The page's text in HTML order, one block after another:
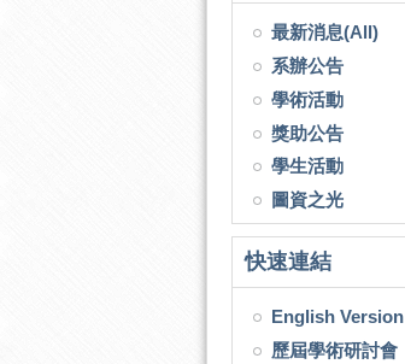
最新消息(All)
系辦公告
學術活動
獎助公告
學生活動
圖資之光
快速連結
English Version
歷屆學術研討會